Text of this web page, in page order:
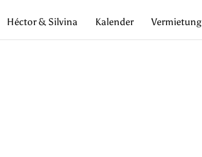
Héctor & Silvina Kalender Vermietung